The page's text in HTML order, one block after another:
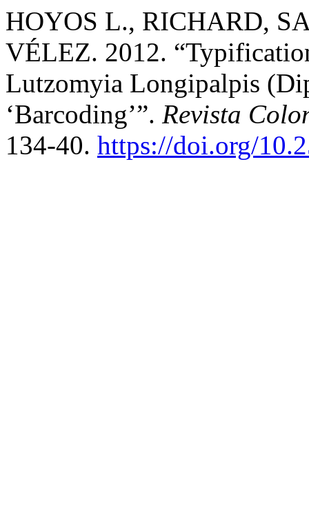
HOYOS L., RICHARD,
VÉLEZ. 2012.
Lutzomyia Longipalpis
‘Barcoding’”. Revista
134-40. https://doi.org/